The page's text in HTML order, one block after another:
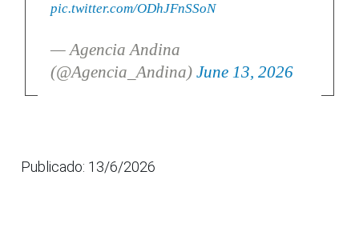
pic.twitter.com/ODhJFnSSoN
— Agencia Andina
(@Agencia_Andina) June 13, 2026
Publicado: 13/6/2026